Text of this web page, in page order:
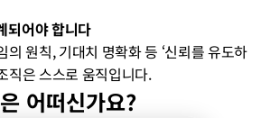
되어야 합니다
의 원칙, 기대치 명확화 등 ‘신뢰를 유도하
직은 스스로 움직입니다.
어떠신가요?